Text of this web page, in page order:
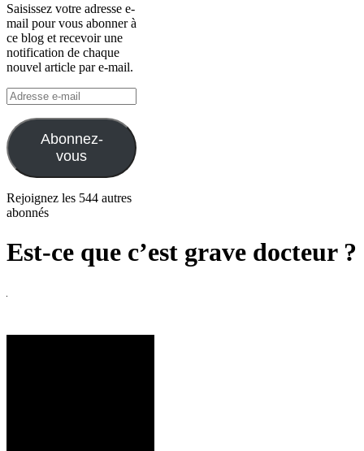
Saisissez votre adresse e-
mail pour vous abonner à
ce blog et recevoir une
notification de chaque
nouvel article par e-mail.
Adresse
e-
mail
Abonnez-
vous
Rejoignez les 544 autres
abonnés
Est-ce que c’est grave docteur ?